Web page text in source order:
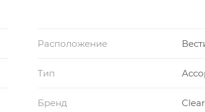
Расположение
Тип
Бренд